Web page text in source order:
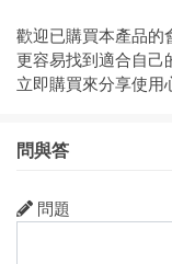
歡迎已購買本產品的
更容易找到適合自己
立即購買來分享使用
問與答
問題